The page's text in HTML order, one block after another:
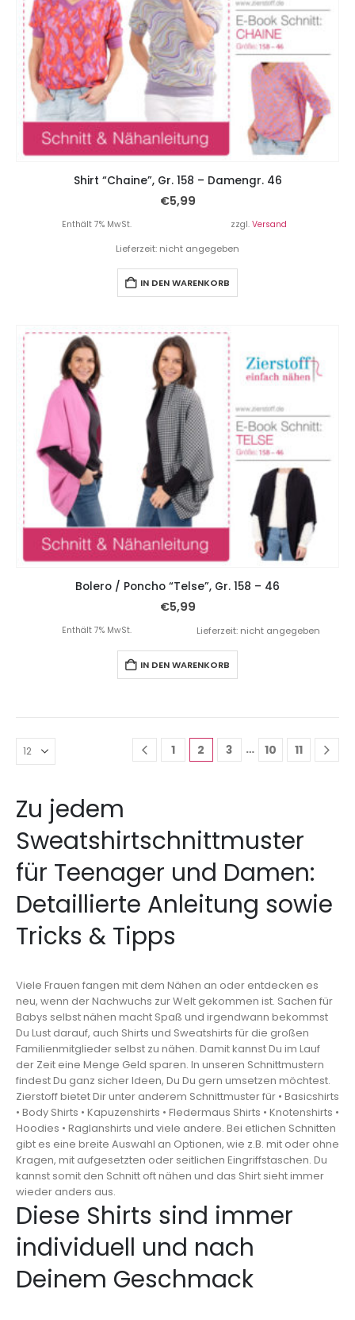
Shirt “Chaine”, Gr. 158 – Damengr. 46
€5,99
Enthält 7% MwSt. zzgl. Versand
Lieferzeit: nicht angegeben
IN DEN WARENKORB
Bolero / Poncho “Telse”, Gr. 158 – 46
€5,99
Enthält 7% MwSt. Lieferzeit: nicht angegeben
IN DEN WARENKORB
1 2 3 … 10 11
Zu jedem
Sweatshirtschnittmuster
für Teenager und Damen:
Detaillierte Anleitung sowie
Tricks & Tipps
Viele Frauen fangen mit dem Nähen an oder entdecken es
neu, wenn der Nachwuchs zur Welt gekommen ist. Sachen für
Babys selbst nähen macht Spaß und irgendwann bekommst
Du Lust darauf, auch Shirts und Sweatshirts für die großen
Familienmitglieder selbst zu nähen. Damit kannst Du im Lauf
der Zeit eine Menge Geld sparen. In unseren Schnittmustern
findest Du ganz sicher Ideen, Du Du gern umsetzen möchtest.
Zierstoff bietet Dir unter anderem Schnittmuster für • Basicshirts
• Body Shirts • Kapuzenshirts • Fledermaus Shirts • Knotenshirts •
Hoodies • Raglanshirts und viele andere. Bei etlichen Schnitten
gibt es eine breite Auswahl an Optionen, wie z.B. mit oder ohne
Kragen, mit aufgesetzten oder seitlichen Eingriffstaschen. Du
kannst somit den Schnitt oft nähen und das Shirt sieht immer
wieder anders aus.
Diese Shirts sind immer
individuell und nach
Deinem Geschmack